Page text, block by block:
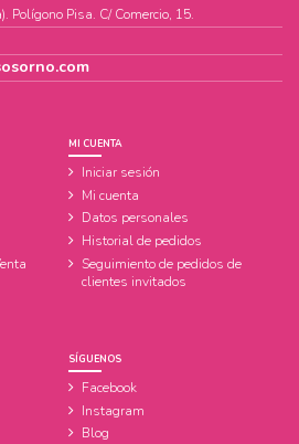
Polígono Pisa. C/ Comercio, 15.
MI CUENTA
Iniciar sesión
Mi cuenta
Datos personales
Historial de pedidos
Seguimiento de pedidos de
clientes invitados
SÍGUENOS
Facebook
Instagram
Blog